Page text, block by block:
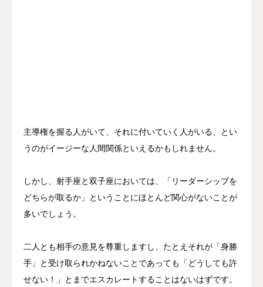
主導権を握る人がいて、それに付いていく人がいる、とい
うのがイージーな人間関係といえるかもしれません。
しかし、射手座と双子座においては、「リーダーシップを
どちらが取るか」ということにほとんど関心がないことが
多いでしょう。
二人とも相手の意見を尊重しますし、たとえそれが「身勝
手」と受け取られかねないことであっても「どうしても許
せない！」とまでエスカレートすることはないはずです。